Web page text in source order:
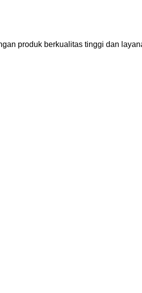
produk berkualitas tinggi dan